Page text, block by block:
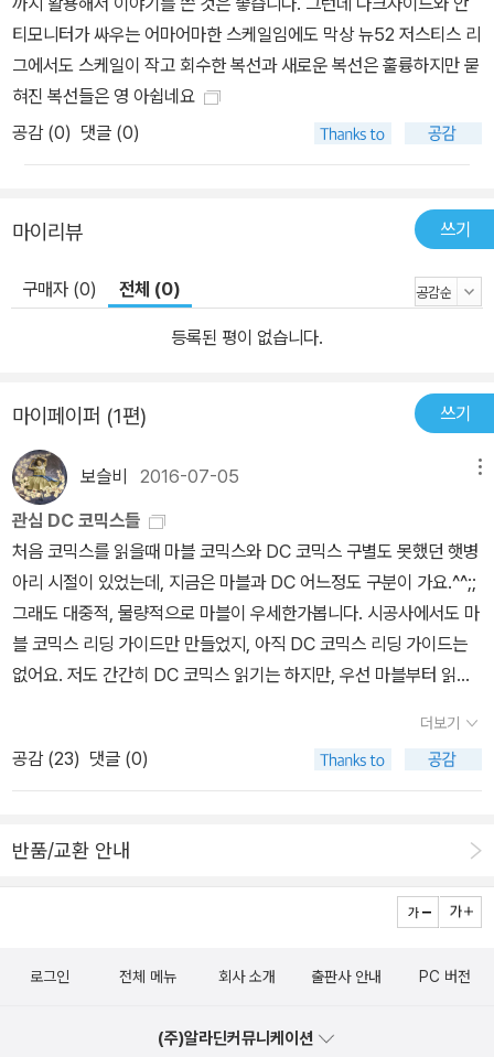
티모니터가 싸우는 어마어마한 스케일임에도 막상 뉴52 저스티스 리
그에서도 스케일이 작고 회수한 복선과 새로운 복선은 훌륭하지만 묻
혀진 복선들은 영 아쉽네요
공감 (0) 댓글 (0)
마이리뷰 쓰기
구매자 (0) 전체 (0)
등록된 평이 없습니다.
마이페이퍼 (1편) 쓰기
보슬비 2016-07-05
관심 DC 코믹스들
처음 코믹스를 읽을때 마블 코믹스와 DC 코믹스 구별도 못했던 햇병
아리 시절이 있었는데, 지금은 마블과 DC 어느정도 구분이 가요.^^;;
그래도 대중적, 물량적으로 마블이 우세한가봅니다. 시공사에서도 마
블 코믹스 리딩 가이드만 만들었지, 아직 DC 코믹스 리딩 가이드는
없어요. 저도 간간히 DC 코믹스 읽기는 하지만, 우선 마블부터 읽고
서 페이퍼에 옮겼어요. DC에서 가장 대표적인 캐릭터는 슈퍼맨과 배
트맨입니다. 둘다 히어로이지만, 슈퍼맨은 바른생활 사나이, 배트맨
은 우울한 환자 같은 이미지가 있어요. ㅋㅋ 저 역시 슈퍼맨과 배트맨
크로스 오버쪽도 재미있어 보입니다. 슈퍼맨 - 슈퍼맨 캐릭터는 많
았네요. 오히려 크로스 오버 작품에 많이 등장합니다. 원더
맨 영화 좋아해서 시리즈 모으고 있는데, 더 밀리기전에 읽어야지...하
론에서 출간하더니 최근에 시공사로 저작권이 넘어갔나봅니다. 세미
더보기
공감 (23) 댓글 (0)
반품/교환 안내
로그인 전체 메뉴 회사 소개 출판사 안내 PC 버전
(주)알라딘커뮤니케이션